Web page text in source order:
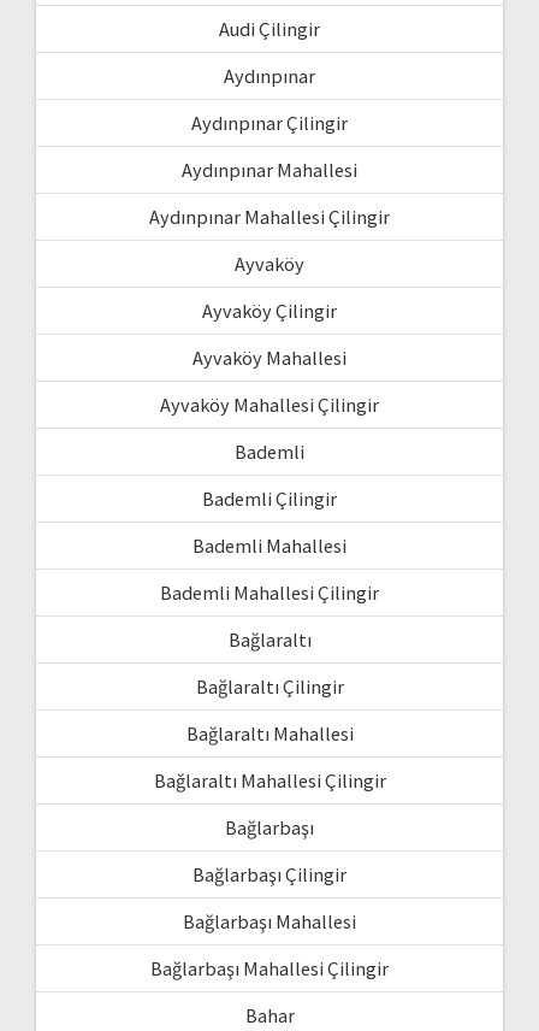
Audi Çilingir
Aydınpınar
Aydınpınar Çilingir
Aydınpınar Mahallesi
Aydınpınar Mahallesi Çilingir
Ayvaköy
Ayvaköy Çilingir
Ayvaköy Mahallesi
Ayvaköy Mahallesi Çilingir
Bademli
Bademli Çilingir
Bademli Mahallesi
Bademli Mahallesi Çilingir
Bağlaraltı
Bağlaraltı Çilingir
Bağlaraltı Mahallesi
Bağlaraltı Mahallesi Çilingir
Bağlarbaşı
Bağlarbaşı Çilingir
Bağlarbaşı Mahallesi
Bağlarbaşı Mahallesi Çilingir
Bahar